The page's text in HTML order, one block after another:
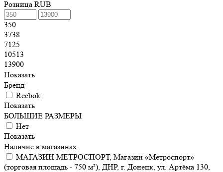
Розница RUB
350
3738
7125
10513
13900
Показать
Бренд
Reebok
Показать
БОЛЬШИЕ РАЗМЕРЫ
Нет
Показать
Наличие в магазинах
МАГАЗИН МЕТРОСПОРТ, Магазин «Метроспорт»
(торговая площадь - 750 м²), ДНР, г. Донецк, ул. Артёма 130,